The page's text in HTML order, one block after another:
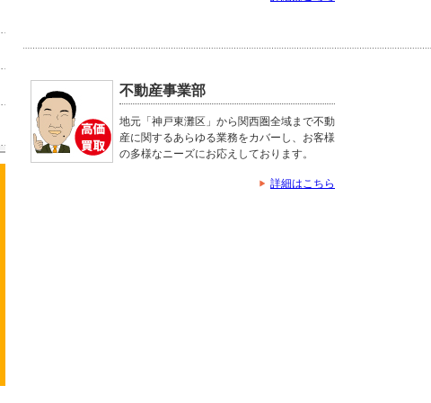
不動産事業部
地元「神戸東灘区」から関西圏全域まで不動
産に関するあらゆる業務をカバーし、お客様
の多様なニーズにお応えしております。
詳細はこちら